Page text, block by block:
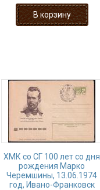
ХМК со СГ 100 лет со дня
рождения Марко
Черемшины, 13.06.1974
год, Ивано-Франковск